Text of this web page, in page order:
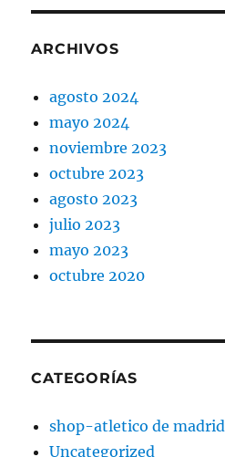
ARCHIVOS
agosto 2024
mayo 2024
noviembre 2023
octubre 2023
agosto 2023
julio 2023
mayo 2023
octubre 2020
CATEGORÍAS
shop-atletico de madrid
Uncategorized